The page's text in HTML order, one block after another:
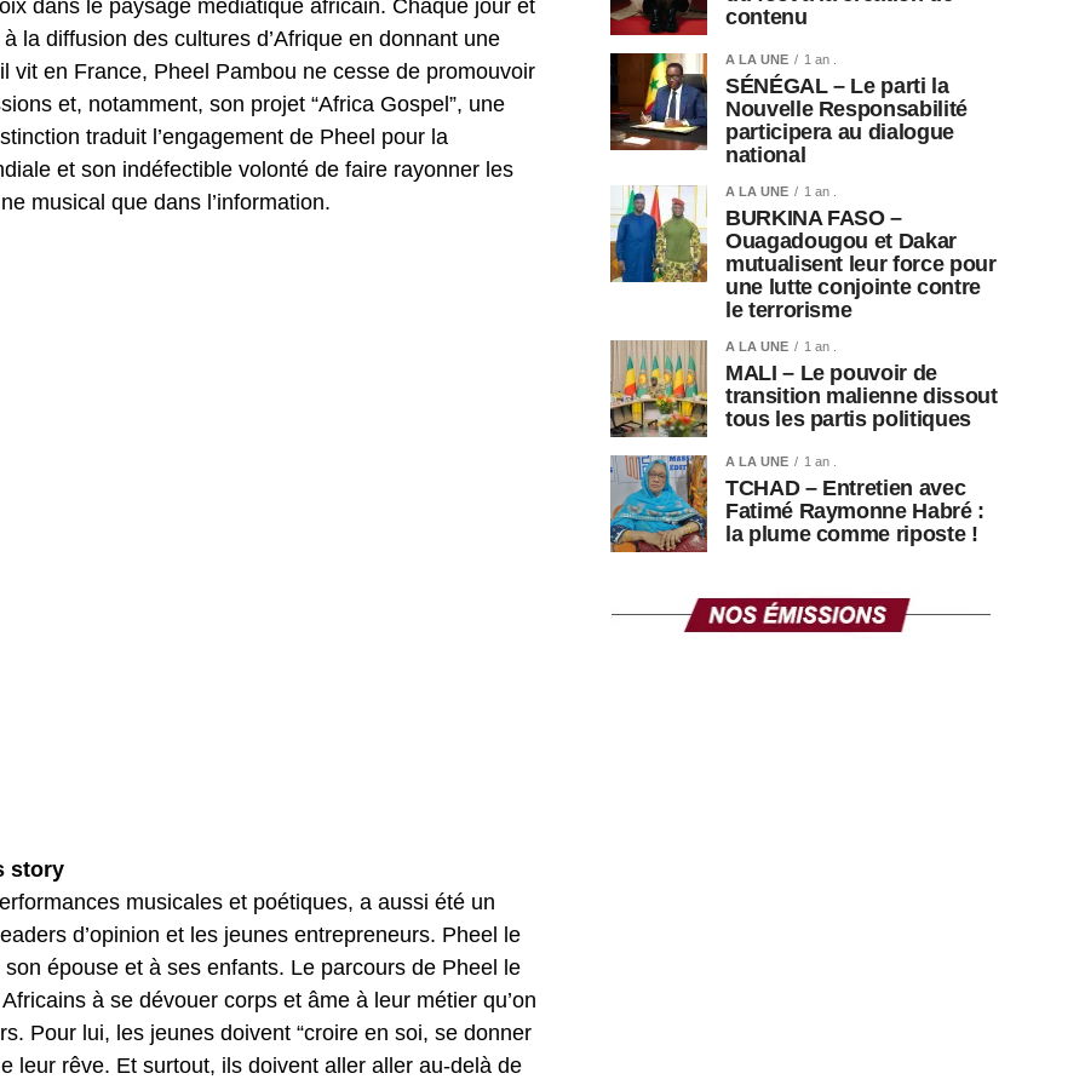
dans le paysage médiatique africain. Chaque jour et
la diffusion des cultures d’Afrique en donnant une
vit en France, Pheel Pambou ne cesse de promouvoir
et, notamment, son projet “Africa Gospel”, une
traduit l’engagement de Pheel pour la
et son indéfectible volonté de faire rayonner les
musical que dans l’information.
story
musicales et poétiques, a aussi été un
d’opinion et les jeunes entrepreneurs. Pheel le
épouse et à ses enfants. Le parcours de Pheel le
à se dévouer corps et âme à leur métier qu’on
Pour lui, les jeunes doivent “croire en soi, se donner
leur rêve. Et surtout, ils doivent aller aller au-delà de
contenu
A LA UNE 1 an .
SÉNÉGAL – Le parti la
Nouvelle Responsabilité
participera au dialogue
national
A LA UNE 1 an .
BURKINA FASO –
Ouagadougou et Dakar
mutualisent leur force pour
une lutte conjointe contre
le terrorisme
A LA UNE 1 an .
MALI – Le pouvoir de
transition malienne dissout
tous les partis politiques
A LA UNE 1 an .
TCHAD – Entretien avec
Fatimé Raymonne Habré :
la plume comme riposte !